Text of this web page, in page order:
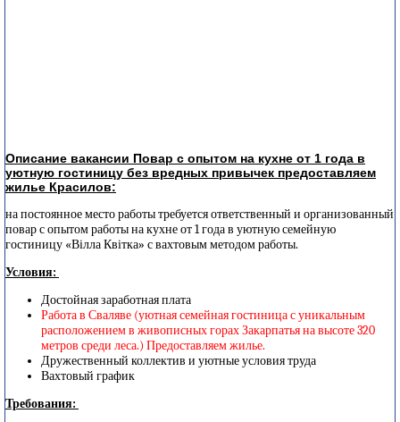
Описание вакансии Повар с опытом на кухне от 1 года в
уютную гостиницу без вредных привычек предоставляем
жилье Красилов:
на постоянное место работы требуется ответственный и организованный
повар с опытом работы на кухне от 1 года в уютную семейную
гостиницу «Вілла Квітка» с вахтовым методом работы.
Условия:
Достойная заработная плата
Работа в Сваляве (уютная семейная гостиница с уникальным
расположением в живописных горах Закарпатья на высоте 320
метров среди леса.) Предоставляем жилье.
Дружественный коллектив и уютные условия труда
Вахтовый график
Требования: